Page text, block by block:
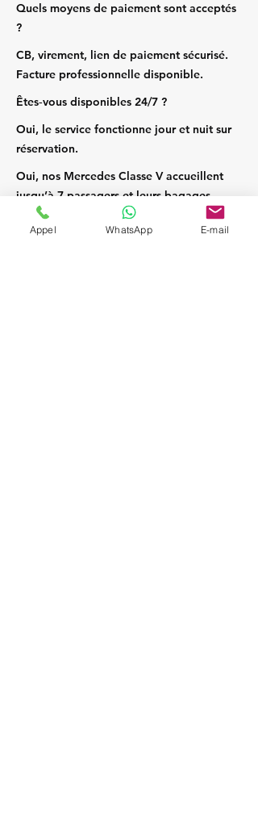
Quels moyens de paiement sont acceptés
?
CB, virement, lien de paiement sécurisé.
Facture professionnelle disponible.
Êtes‑vous disponibles 24/7 ?
Oui, le service fonctionne jour et nuit sur
réservation.
Oui, nos Mercedes Classe V accueillent
jusqu’à 7 passagers et leurs bagages.
Appel WhatsApp E-mail